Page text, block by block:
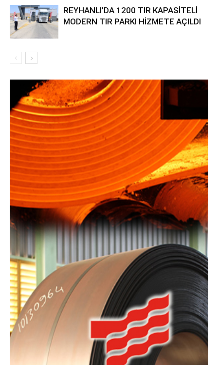
REYHANLI’DA 1200 TIR KAPASİTELİ
MODERN TIR PARKI HİZMETE AÇILDI